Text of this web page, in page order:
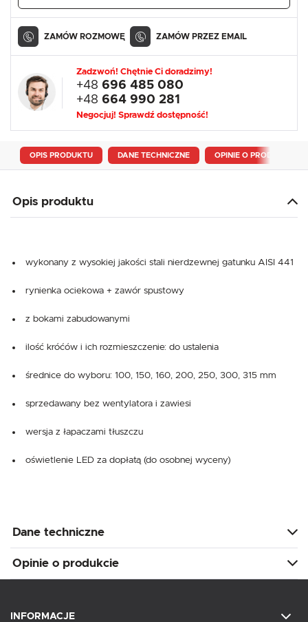
ZAMÓW ROZMOWĘ ZAMÓW PRZEZ EMAIL
Zadzwoń! Chętnie Ci doradzimy!
+48 696 485 080
+48 664 990 281
Negocjuj! Sprawdź dostępność!
OPIS PRODUKTU DANE TECHNICZNE OPINIE O PRODUKCIE
Opis produktu
wykonany z wysokiej jakości stali nierdzewnej gatunku AISI 441
rynienka ociekowa + zawór spustowy
z bokami zabudowanymi
ilość króćów i ich rozmieszczenie: do ustalenia
średnice do wyboru: 100, 150, 160, 200, 250, 300, 315 mm
sprzedawany bez wentylatora i zawiesi
wersja z łapaczami tłuszczu
oświetlenie LED za dopłatą (do osobnej wyceny)
Dane techniczne
Opinie o produkcie
INFORMACJE